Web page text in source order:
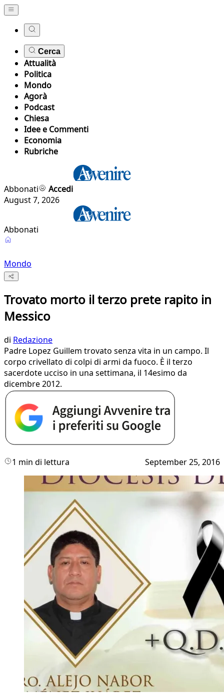
Cerca
Attualità
Politica
Mondo
Agorà
Podcast
Chiesa
Idee e Commenti
Economia
Rubriche
Abbonati
Accedi
August 7, 2026
Abbonati
Mondo
Trovato morto il terzo prete rapito in
Messico
di Redazione
​Padre Lopez Guillem trovato senza vita in un campo. Il
corpo crivellato di colpi di armi da fuoco. È il terzo
sacerdote ucciso in una settimana, il 14esimo da
dicembre 2012.
1 min di lettura September 25, 2016